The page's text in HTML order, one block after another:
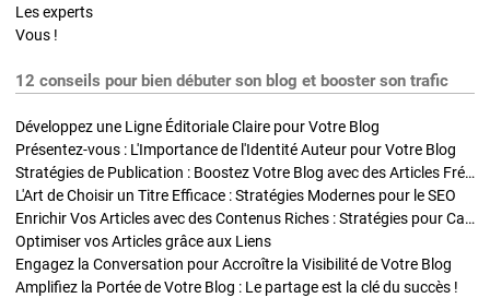
Les experts
Vous !
12 conseils pour bien débuter son blog et booster son trafic
Développez une Ligne Éditoriale Claire pour Votre Blog
Présentez-vous : L'Importance de l'Identité Auteur pour Votre Blog
Stratégies de Publication : Boostez Votre Blog avec des Articles Fréquents et Exclusifs
L'Art de Choisir un Titre Efficace : Stratégies Modernes pour le SEO
Enrichir Vos Articles avec des Contenus Riches : Stratégies pour Captiver et Optimiser
Optimiser vos Articles grâce aux Liens
Engagez la Conversation pour Accroître la Visibilité de Votre Blog
Amplifiez la Portée de Votre Blog : Le partage est la clé du succès !